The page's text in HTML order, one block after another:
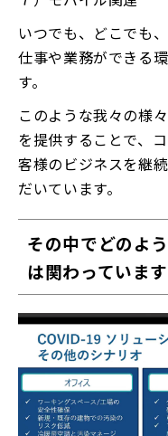
いつでも、どこでも
仕事や業務ができる
す。
このような我々の様
を提供することで、
客様のビジネスを継
だいています。
その中でどのよ
は関わっていま